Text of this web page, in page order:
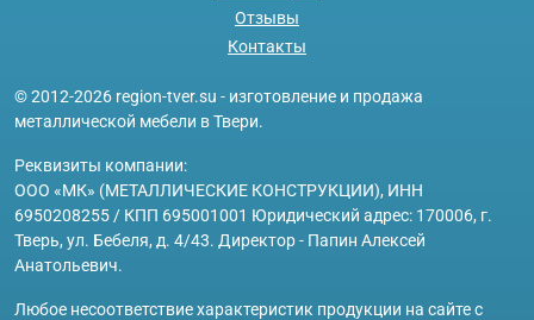
Отзывы
Контакты
© 2012-2026 region-tver.su - изготовление и продажа
металлической мебели в Твери.
Реквизиты компании:
ООО «МК» (МЕТАЛЛИЧЕСКИЕ КОНСТРУКЦИИ), ИНН
6950208255 / КПП 695001001 Юридический адрес: 170006, г.
Тверь, ул. Бебеля, д. 4/43. Директор - Папин Алексей
Анатольевич.
Любое несоответствие характеристик продукции на сайте с